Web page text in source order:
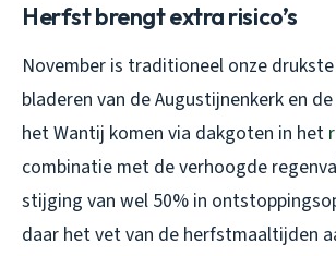
Herfst brengt extra risico’s
November is traditioneel onze
bladeren van de Augustijnenkerk en
het Wantij komen via dakgoten in het
combinatie met de verhoogde
stijging van wel 50% in
daar het vet van de herfstmaaltijden